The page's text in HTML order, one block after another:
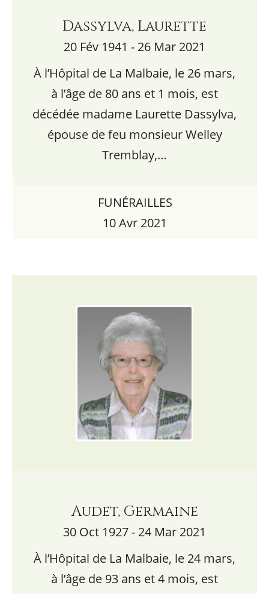
Dassylva, Laurette
20 Fév 1941 - 26 Mar 2021
À l’Hôpital de La Malbaie, le 26 mars,
à l’âge de 80 ans et 1 mois, est
décédée madame Laurette Dassylva,
épouse de feu monsieur Welley
Tremblay,…
FUNÉRAILLES
10 Avr 2021
Audet, Germaine
30 Oct 1927 - 24 Mar 2021
À l’Hôpital de La Malbaie, le 24 mars,
à l’âge de 93 ans et 4 mois, est